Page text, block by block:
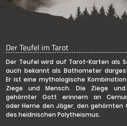
Der Teufel im Tarot
Der Teufel wird auf Tarot-Karten als
auch bekannt als Bathometer
Er ist eine mythologische
Ziege und Mensch. Die Ziege
gehörnter Gott erinnern an
oder Herne den Jäger, den gehörnten
des heidnischen Polytheismus.